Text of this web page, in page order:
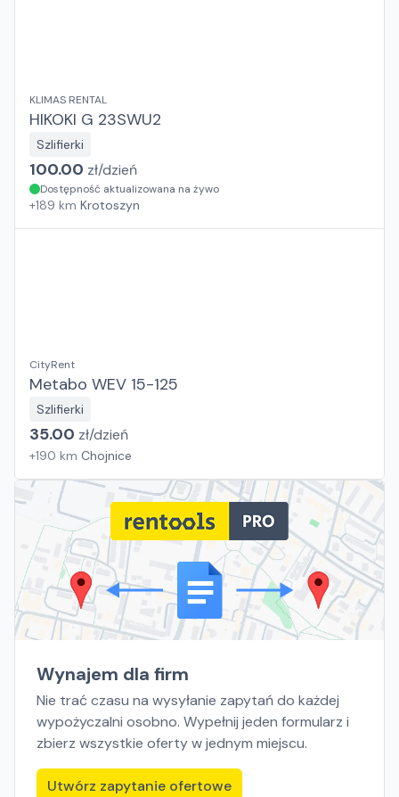
KLIMAS RENTAL
HIKOKI G 23SWU2
Szlifierki
100.00 zł/dzień
Dostępność aktualizowana na żywo
+189 km Krotoszyn
CityRent
Metabo WEV 15-125
Szlifierki
35.00 zł/dzień
+190 km Chojnice
Wynajem dla firm
Nie trać czasu na wysyłanie zapytań do każdej
wypożyczalni osobno. Wypełnij jeden formularz i
zbierz wszystkie oferty w jednym miejscu.
Utwórz zapytanie ofertowe